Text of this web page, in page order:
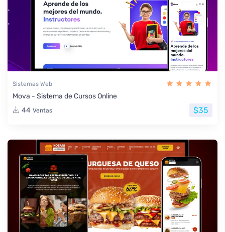
Sistemas Web
Mova - Sistema de Cursos Online
44 Ventas $35